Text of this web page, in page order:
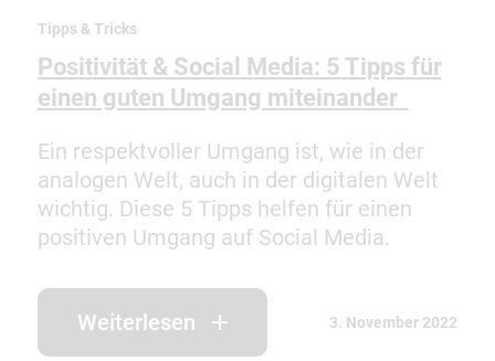
Tipps & Tricks
Positivität & Social Media: 5 Tipps für
einen guten Umgang miteinander
Ein respektvoller Umgang ist, wie in der
analogen Welt, auch in der digitalen Welt
wichtig. Diese 5 Tipps helfen für einen
positiven Umgang auf Social Media.
Weiterlesen 3. November 2022